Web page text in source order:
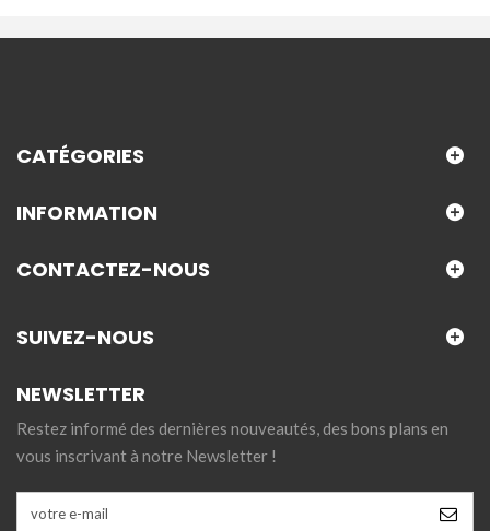
CATÉGORIES
INFORMATION
CONTACTEZ-NOUS
SUIVEZ-NOUS
NEWSLETTER
Restez informé des dernières nouveautés, des bons plans en
vous inscrivant à notre Newsletter !